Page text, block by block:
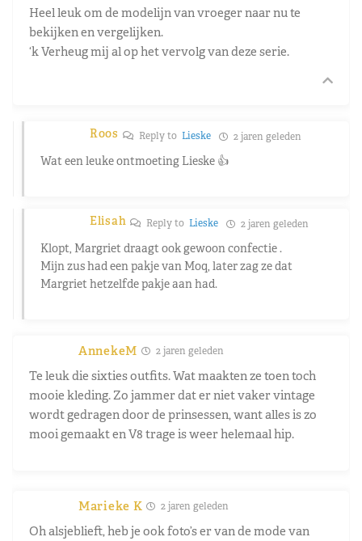
Heel leuk om de modelijn van vroeger naar nu te
bekijken en vergelijken.
‘k Verheug mij al op het vervolg van deze serie.
Roos Reply to Lieske 2 jaren geleden
Wat een leuke ontmoeting Lieske 👍
Elisah Reply toLieske 2 jaren geleden
Klopt, Margriet draagt ook gewoon confectie .
Mijn zus had een pakje van Moq, later zag ze dat
Margriet hetzelfde pakje aan had.
AnnekeM 2 jaren geleden
Te leuk die sixties outfits. Wat maakten ze toen toch
mooie kleding. Zo jammer dat er niet vaker vintage
wordt gedragen door de prinsessen, want alles is zo
mooi gemaakt en V8 trage is weer helemaal hip.
Marieke K 2 jaren geleden
Oh alsjeblieft, heb je ook foto’s er van de mode van